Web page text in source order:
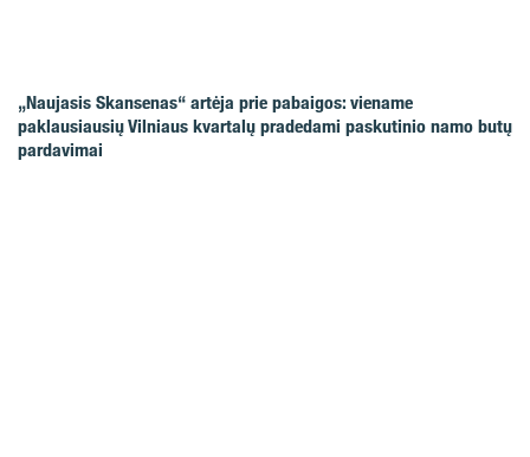
„Naujasis Skansenas“ artėja prie pabaigos: viename
paklausiausių Vilniaus kvartalų pradedami paskutinio namo butų
pardavimai